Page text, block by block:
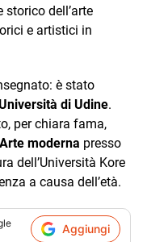
storico dell’arte
e artistici in
è stato
di Udine.
per chiara fama,
moderna presso
dell’Università Kore
a causa dell’età.
Aggiungi